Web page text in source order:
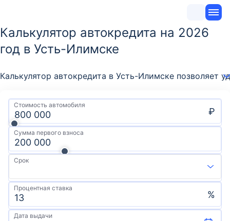
Калькулятор автокредита на 2026
год в Усть-Илимске
Калькулятор автокредита в Усть-Илимске
Стоимость автомобиля
₽
Сумма первого взноса
Срок
Процентная ставка
%
Дата выдачи